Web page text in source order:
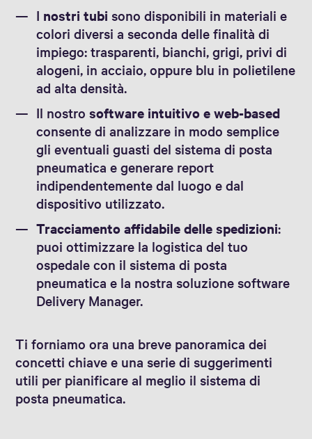
I nostri tubi sono disponibili in materiali e
colori diversi a seconda delle finalità di
impiego: trasparenti, bianchi, grigi, privi di
alogeni, in acciaio, oppure blu in polietilene
ad alta densità.
Il nostrosoftware intuitivo e web-based
consente di analizzare in modo semplice
gli eventuali guasti del sistema di posta
pneumatica e generare report
indipendentemente dal luogo e dal
dispositivo utilizzato.
Tracciamento affidabile delle spedizioni:
puoi ottimizzare la logistica del tuo
ospedale con il sistema di posta
pneumatica e la nostra soluzione software
Delivery Manager.
Ti forniamo ora una breve panoramica dei
concetti chiave e una serie di suggerimenti
utili per pianificare al meglio il sistema di
posta pneumatica.